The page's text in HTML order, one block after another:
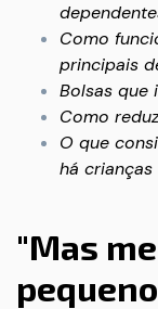
Como
principais
Bolsas que
Como
O que
há crianças
"Mas